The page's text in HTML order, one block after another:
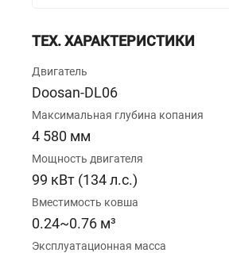
ТЕХ. ХАРАКТЕРИСТИКИ
Двигатель
Doosan-DL06
Максимальная глубина копания
4 580 мм
Мощность двигателя
99 кВт (134 л.с.)
Вместимость ковша
0.24~0.76 м³
Эксплуатационная масса